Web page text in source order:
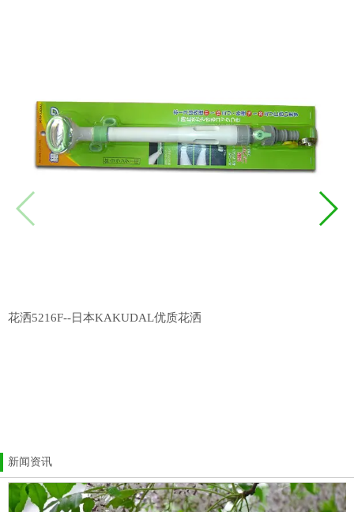
花洒5216F--日本KAKUDAL优质花洒
新闻资讯